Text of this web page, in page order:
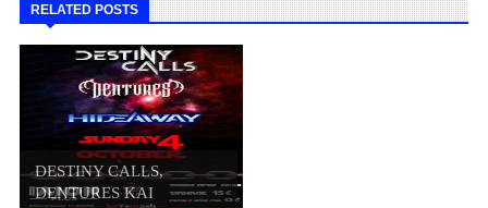
RELATED POSTS
DESTINY CALLS,
DENTURES ΚΑΙ